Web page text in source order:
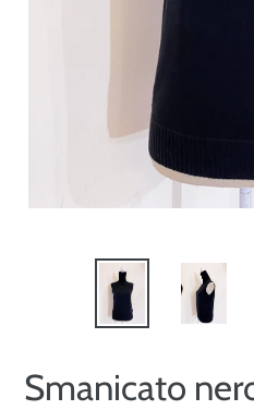
Smanicato